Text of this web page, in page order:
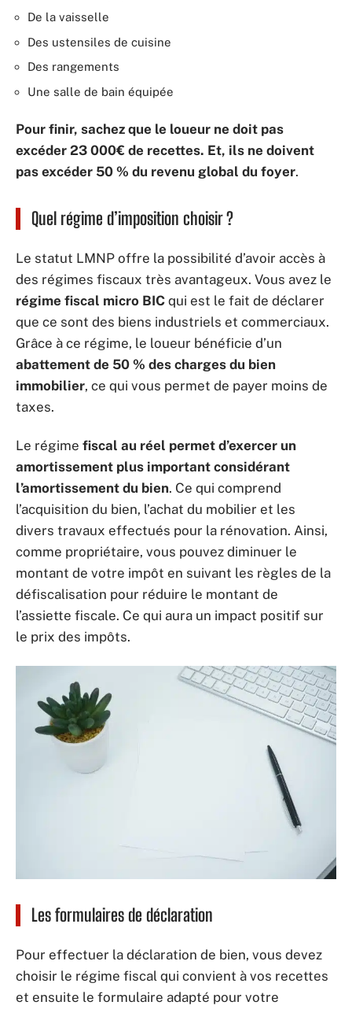
De la vaisselle
Des ustensiles de cuisine
Des rangements
Une salle de bain équipée
Pour finir, sachez que le loueur ne doit pas
excéder 23 000€ de recettes. Et, ils ne doivent
pas excéder 50 % du revenu global du foyer.
Quel régime d’imposition choisir ?
Le statut LMNP offre la possibilité d’avoir accès à
des régimes fiscaux très avantageux. Vous avez le
régime fiscal micro BIC qui est le fait de déclarer
que ce sont des biens industriels et commerciaux.
Grâce à ce régime, le loueur bénéficie d’un
abattement de 50 % des charges du bien
immobilier, ce qui vous permet de payer moins de
taxes.
Le régime fiscal au réel permet d’exercer un
amortissement plus important considérant
l’amortissement du bien. Ce qui comprend
l’acquisition du bien, l’achat du mobilier et les
divers travaux effectués pour la rénovation. Ainsi,
comme propriétaire, vous pouvez diminuer le
montant de votre impôt en suivant les règles de la
défiscalisation pour réduire le montant de
l’assiette fiscale. Ce qui aura un impact positif sur
le prix des impôts.
Les formulaires de déclaration
Pour effectuer la déclaration de bien, vous devez
choisir le régime fiscal qui convient à vos recettes
et ensuite le formulaire adapté pour votre